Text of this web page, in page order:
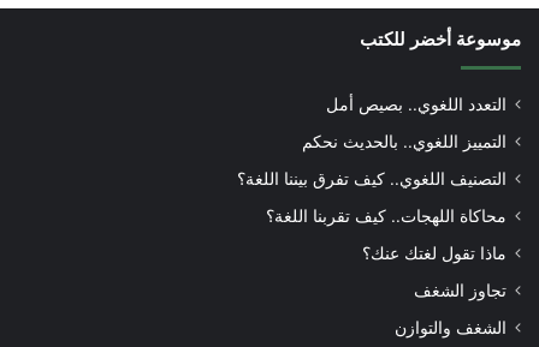
موسوعة أخضر للكتب
التعدد اللغوي.. بصيص أمل
التمييز اللغوي.. بالحديث نحكم
التصنيف اللغوي.. كيف تفرق بيننا اللغة؟
محاكاة اللهجات.. كيف تقربنا اللغة؟
ماذا تقول لغتك عنك؟
تجاوز الشغف
الشغف والتوازن